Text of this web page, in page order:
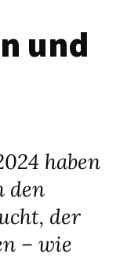
und
haben
den
der
– wie